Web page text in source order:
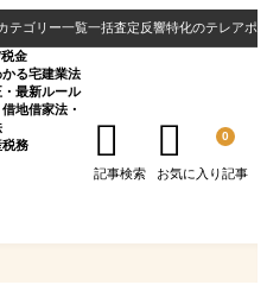
テゴリー一覧一括査定反響特化のテレアポ
金
かる宅建業法
最新ルール
地借家法・
税務

記事検索
 0
お気に入り記事